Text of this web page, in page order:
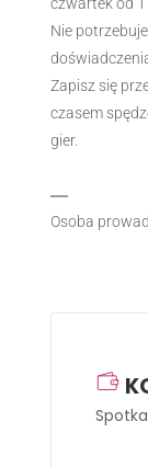
Nie
Zapisz się
czasem
gier.
—
Osoba